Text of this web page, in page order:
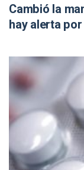
Cambió la
hay alerta